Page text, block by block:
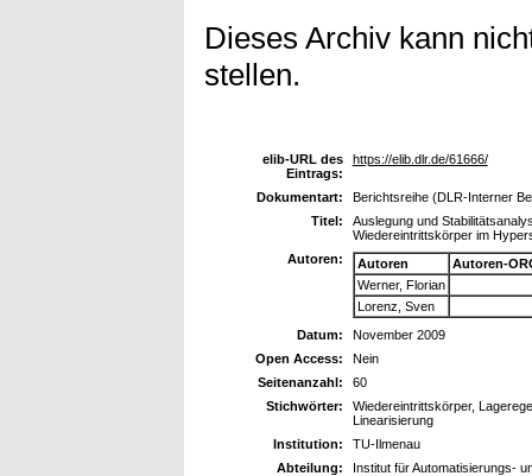
Dieses Archiv kann
stellen.
elib-URL des
Eintrags:
https://elib.dlr.de/61666/
Dokumentart:
Berichtsreihe (DLR-Interner
Titel:
Auslegung und
Wiedereintrittskörper im
Autoren:
Autoren
Autoren-
Werner, Florian
Lorenz, Sven
Datum:
November 2009
Open Access:
Nein
Seitenanzahl:
60
Stichwörter:
Wiedereintrittskörper,
Linearisierung
Institution:
TU-Ilmenau
Abteilung:
Institut für Automatisierungs-